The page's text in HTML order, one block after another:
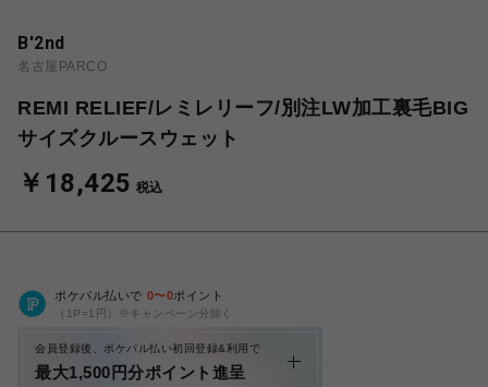
B'2nd
名古屋PARCO
REMI RELIEF/レミレリーフ/別注LW加工裏毛BIG
サイズクルースウェット
￥18,425 税込
ポケパル払いで 0〜0ポイント
（1P=1円）※キャンペーン分除く
会員登録後、ポケパル払い初回登録&利用で
最大1,500円分ポイント進呈